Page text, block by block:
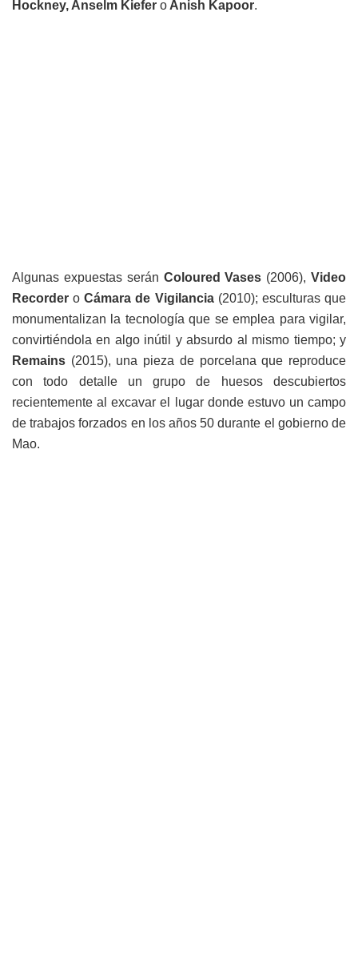
Hockney, Anselm Kiefer o Anish Kapoor.
Algunas expuestas serán Coloured Vases (2006),Video
Recorder oCámara de Vigilancia(2010); esculturas que
monumentalizan la tecnología que se emplea para vigilar,
convirtiéndola en algo inútil y absurdo al mismo tiempo; y
Remains (2015), una pieza de porcelana que reproduce
con todo detalle un grupo de huesos descubiertos
recientemente al excavar el lugar donde estuvo un campo
de trabajos forzados en los años 50 durante el gobierno de
Mao.